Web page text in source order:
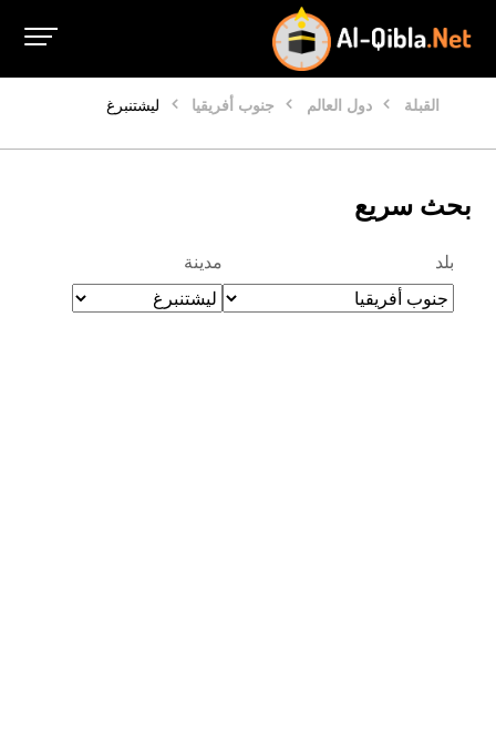
القبلة دول العالم جنوب أفريقيا ليشتنبرغ
بحث سريع
بلد مدينة